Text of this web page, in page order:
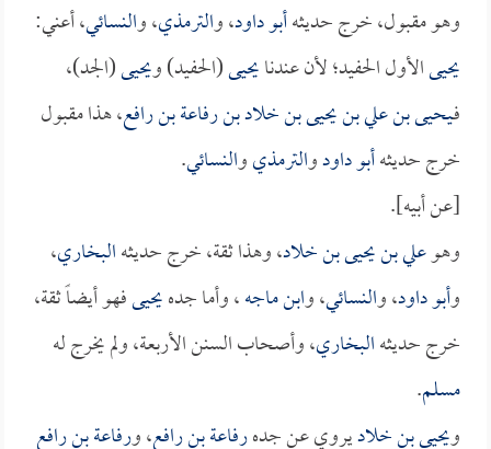
وهو مقبول، خرج حديثهأبو داود، والترمذي، والنسائي، أعني:
يحيىالأول الحفيد؛ لأن عندنايحيى(الحفيد) ويحيى(الجد)،
فـيحيى بن علي بن يحيى بن خلاد بن رفاعة بن رافع، هذا مقبول
خرج حديثهأبو داودوالترمذيوالنسائي.
[عن أبيه].
وهوعلي بن يحيى بن خلاد، وهذا ثقة، خرج حديثهالبخاري،
وأبو داود، والنسائي، وابن ماجه، وأما جدهيحيىفهو أيضاً ثقة،
خرج حديثهالبخاري، وأصحاب السنن الأربعة، ولم يخرج له
مسلم.
ويحيى بن خلاديروي عن جدهرفاعة بن رافع، ورفاعة بن رافع